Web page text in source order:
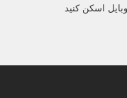
اسکن کنید